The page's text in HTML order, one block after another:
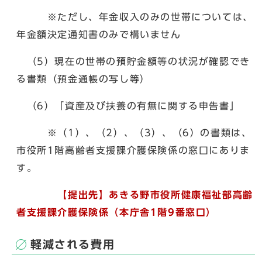
※ただし、年金収入のみの世帯については、
年金額決定通知書のみで構いません
（5）現在の世帯の預貯金額等の状況が確認でき
る書類（預金通帳の写し等）
（6）「資産及び扶養の有無に関する申告書」
※（1）、（2）、（3）、（6）の書類は、
市役所1階高齢者支援課介護保険係の窓口にありま
す。
【提出先】あきる野市役所健康福祉部高齢
者支援課介護保険係（本庁舎1階9番窓口）
軽減される費用